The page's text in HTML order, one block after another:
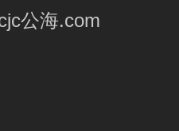
公海.com